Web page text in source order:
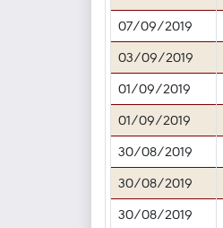
07/09/2019
03/09/2019
01/09/2019
01/09/2019
30/08/2019
30/08/2019
30/08/2019